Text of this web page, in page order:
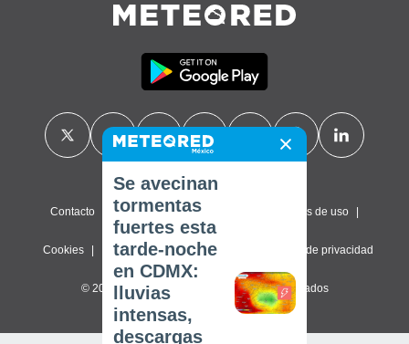
Contacto Sobre nosotros Términos de uso
Cookies Política de privacidad Configuración de privacidad
© 2026 Meteored. Todos los derechos reservados
Se avecinan
tormentas
fuertes esta
tarde-noche
en CDMX:
lluvias
intensas,
descargas